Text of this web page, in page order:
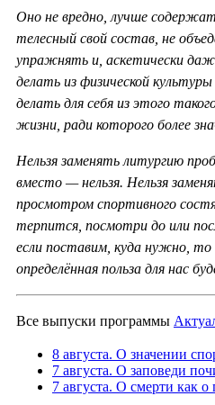
Оно не вредно, лучше
телесный свой состав, не
упражнять и, аскетически
делать из физической
делать для себя из этого
жизни, ради которого более
Нельзя заменять литургию
вместо — нельзя. Нельзя
просмотром спортивного
терпится, посмотри до или
если поставим, куда нужно, то
определённая польза для нас
Все выпуски программы
8 августа. О значении
7 августа. О заповеди
7 августа. О смерти как о